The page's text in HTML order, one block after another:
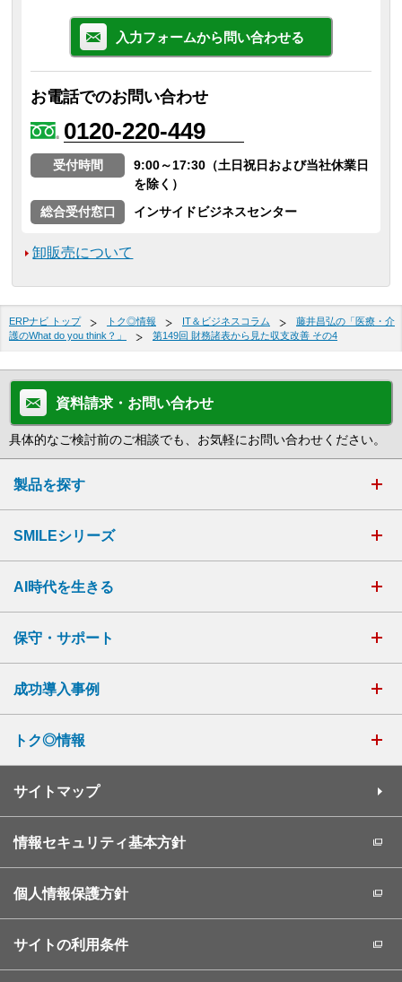
入力フォームから問い合わせる
お電話でのお問い合わせ
0120-220-449
受付時間
9:00～17:30（土日祝日および当社休業日
を除く）
総合受付窓口
インサイドビジネスセンター
卸販売について
ERPナビ トップ トク◎情報 IT＆ビジネスコラム
藤井昌弘の「医療・介
護のWhat do you think？」
第149回 財務諸表から見た収支改善 その4
資料請求・お問い合わせ
具体的なご検討前のご相談でも、お気軽にお問い合わせください。
製品を探す
SMILEシリーズ
AI時代を生きる
保守・サポート
成功導入事例
トク◎情報
サイトマップ
情報セキュリティ基本方針
個人情報保護方針
サイトの利用条件